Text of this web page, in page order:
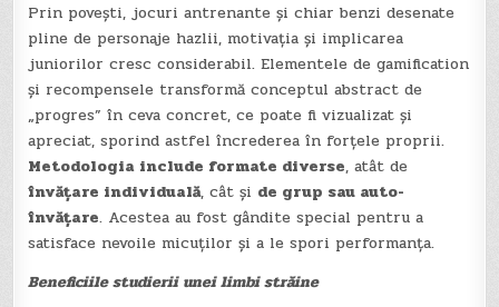
Prin povești, jocuri antrenante și chiar benzi desenate
pline de personaje hazlii, motivația și implicarea
juniorilor cresc considerabil. Elementele de gamification
și recompensele transformă conceptul abstract de
„progres” în ceva concret, ce poate fi vizualizat și
apreciat, sporind astfel încrederea în forțele proprii.
Metodologia include formate diverse, atât de
învățare individuală, cât și de grup sau auto-
învățare. Acestea au fost gândite special pentru a
satisface nevoile micuților și a le spori performanța.
Beneficiile studierii unei limbi străine